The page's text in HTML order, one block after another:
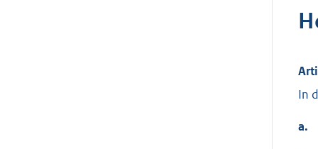
In
a.